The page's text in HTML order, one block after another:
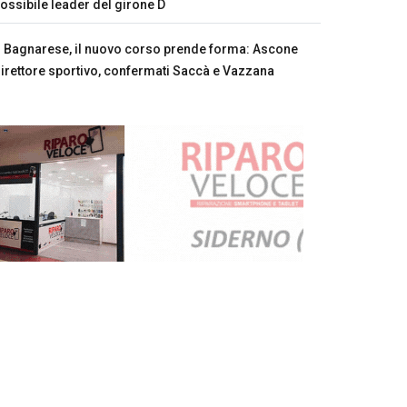
leader del girone D
Bagnarese, il nuovo corso prende forma: Ascone
sportivo, confermati Saccà e Vazzana